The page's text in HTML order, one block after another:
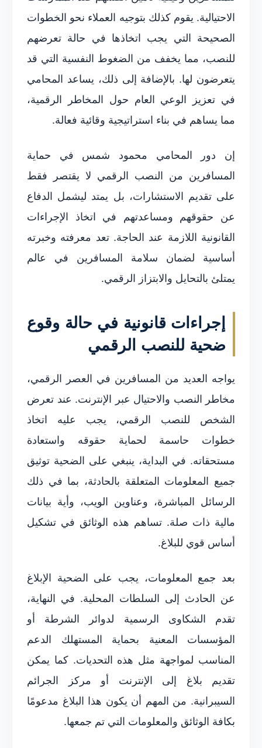
الاحتيالية. يقوم كذلك بتوجيه العملاء نحو الخطوات
الصحيحة التي يجب اتخاذها في حالة تعرضهم
للنصب، مما يخفف من الضغوط النفسية التي قد
يتعرضون لها. بالإضافة إلى ذلك، يساعد المحامي
في تعزيز الوعي العام حول المخاطر الرقمية،
مما يساهم في بناء استراتيجية وقائية فعالة.
إن دور المحامي محمود شمس في حماية
المسافرين من النصب الرقمي لا يقتصر فقط
على تقديم الاستشارات، بل يمتد ليشمل الدفاع
عن حقوقهم ومساعدتهم في اتخاذ الإجراءات
القانونية اللازمة عند الحاجة. تعد معرفته وخبرته
أساسية لضمان سلامة المسافرين في عالم
يمتلئ بالتحايل والابتزاز الرقمي.
إجراءات قانونية في حالة وقوع
ضحية للنصب الرقمي
يواجه العديد من المسافرين في العصر الرقمي،
مخاطر النصب والاحتيال عبر الإنترنت. عند تعرض
الشخص للنصب الرقمي، يجب عليه اتخاذ
خطوات حاسمة لحماية حقوقه واستعادة
مستحقاته. في البداية، ينبغي على الضحية توثيق
جميع المعلومات المتعلقة بالحادثة، بما في ذلك
الرسائل المباشرة، وعناوين الويب، وأية بيانات
مالية ذات صلة. تساهم هذه الوثائق في تشكيل
أساس قوي للبلاغ.
بعد جمع المعلومات، يجب على الضحية الإبلاغ
عن الحادث إلى السلطات المحلية. في النهاية،
تقدم الشكاوى الرسمية لدوائر الشرطة أو
المؤسسات المعنية بحماية المستهلك الدعم
المناسب لمواجهة مثل هذه التحديات. كما يمكن
تقديم بلاغ إلى الإنترنت أو مركز الجرائم
السيبرانية. من المهم أن يكون هذا البلاغ مدعومًا
بكافة الوثائق والمعلومات التي تم جمعها.